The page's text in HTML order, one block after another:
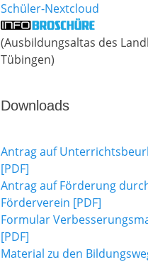
Schüler-Nextcloud
(Ausbildungsaltas des
Tübingen)
Downloads
Antrag auf
[PDF]
Antrag auf Förderung
Förderverein [PDF]
Formular
[PDF]
Material zu den